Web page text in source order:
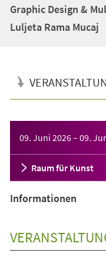
Graphic Design &
Luljeta Rama Mucaj
09. Juni 2026– 09.
Raum für Kunst
Informationen